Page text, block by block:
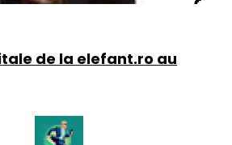
de la elefant.ro au